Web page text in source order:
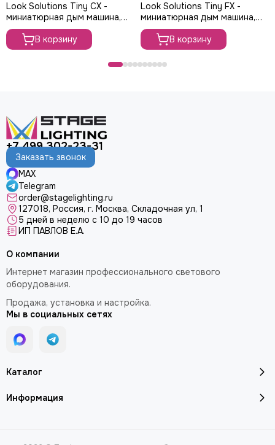
Look Solutions Tiny CX -
миниатюрная дым машина,
70Вт
В корзину
Look Solutions Tiny FX -
миниатюрная дым машина,
70Вт
В корзину
+7 499 302-23-31
Заказать звонок
MAX
Telegram
order@stagelighting.ru
127018, Россия, г. Москва, Складочная ул, 1
5 дней в неделю с 10 до 19 часов
ИП ПАВЛОВ Е.А.
Каталог
Информация
О компании
Интернет магазин профессионального светового
оборудования.
Продажа, установка и настройка.
Мы в социальных сетях